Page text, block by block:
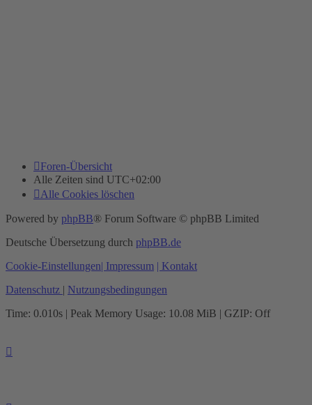
Foren-Übersicht
Alle Zeiten sind UTC+02:00
Alle Cookies löschen
Powered by phpBB® Forum Software © phpBB Limited
Deutsche Übersetzung durch phpBB.de
Cookie-Einstellungen| Impressum | Kontakt
Datenschutz | Nutzungsbedingungen
Time: 0.010s | Peak Memory Usage: 10.08 MiB | GZIP: Off